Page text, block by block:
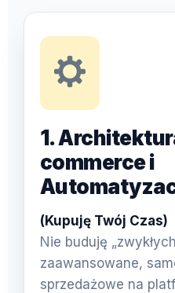
1.
commerce i
(Kupuję Twój Czas)
Nie buduję
zaawansowane,
sprzedażowe na